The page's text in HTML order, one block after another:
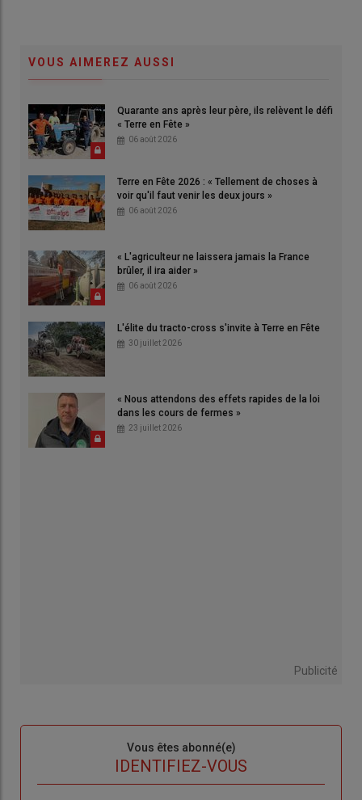
VOUS AIMEREZ AUSSI
Quarante ans après leur père, ils relèvent le défi
« Terre en Fête »
06 août 2026
Terre en Fête 2026 : « Tellement de choses à
voir qu'il faut venir les deux jours »
06 août 2026
« L'agriculteur ne laissera jamais la France
brûler, il ira aider »
06 août 2026
L'élite du tracto-cross s'invite à Terre en Fête
30 juillet 2026
« Nous attendons des effets rapides de la loi
dans les cours de fermes »
23 juillet 2026
Publicité
Vous êtes abonné(e)
IDENTIFIEZ-VOUS